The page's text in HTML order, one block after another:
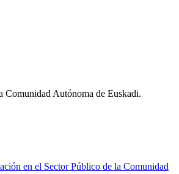
Comunidad Autónoma de Euskadi.
en el Sector Público de la Comunidad